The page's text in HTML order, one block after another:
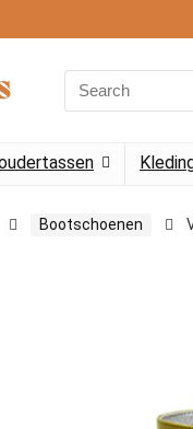
Search
for:
Bootschoenen